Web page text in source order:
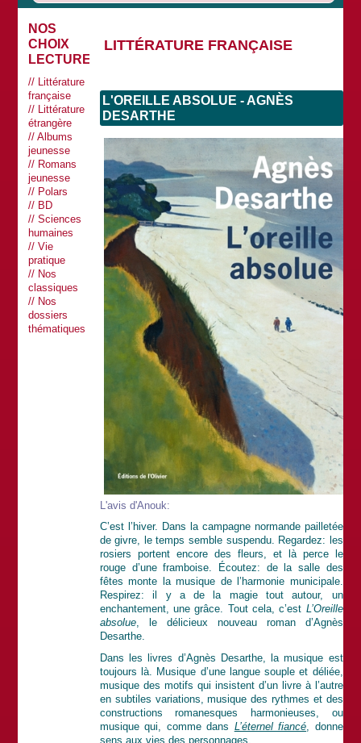
NOS
CHOIX
LECTURES
Littérature
française
Littérature
étrangère
Albums
jeunesse
Romans
jeunesse
Polars
BD
Sciences
humaines
Vie
pratique
Nos
classiques
Nos
dossiers
thématiques
LITTÉRATURE FRANÇAISE
L'OREILLE ABSOLUE - AGNÈS
DESARTHE
L'avis d'Anouk:
C’est l’hiver. Dans la campagne normande pailletée
de givre, le temps semble suspendu. Regardez: les
rosiers portent encore des fleurs, et là perce le
rouge d’une framboise. Écoutez: de la salle des
fêtes monte la musique de l’harmonie municipale.
Respirez: il y a de la magie tout autour, un
enchantement, une grâce. Tout cela, c’est L’Oreille
absolue, le délicieux nouveau roman d’Agnès
Desarthe.
Dans les livres d’Agnès Desarthe, la musique est
toujours là. Musique d’une langue souple et déliée,
musique des motifs qui insistent d’un livre à l’autre
en subtiles variations, musique des rythmes et des
constructions romanesques harmonieuses, ou
musique qui, comme dans L’éternel fiancé , donne
sens aux vies des personnages.